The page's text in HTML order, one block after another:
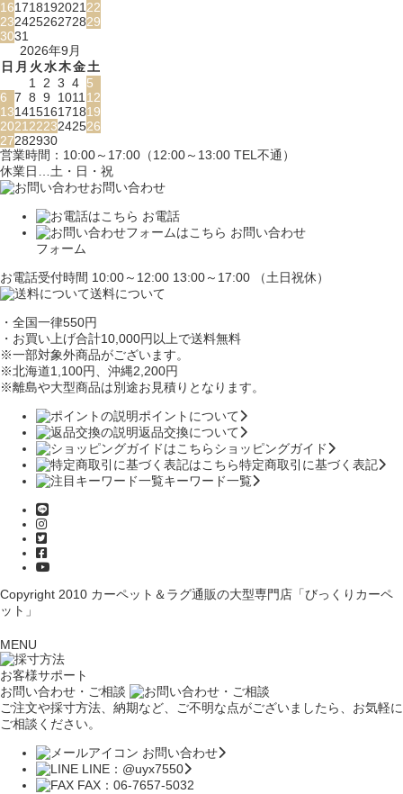
161718192021 22
23242526272829
3031
2026年9月
日 月 火水木金土
1
2 3 4 5
6 7 8 9 1011 12
13141516171819
2021 2223242526
27282930
営業時間：10:00～17:00（12:00～13:00 TEL不通）
休業日…土・日・祝
お問い合わせ
お電話
お問い合わせ
フォーム
お電話受付時間 10:00～12:00 13:00～17:00 （土日祝休）
送料について
・全国一律550円
・お買い上げ合計10,000円 以上で送料無料
※一部対象外商品がございます。
※北海道1,100円
、沖縄2,200円
※離島や大型商品は別途お見積りとなります。
ポイントについて
返品交換について
ショッピングガイド
特定商取引に基づく表記
キーワード一覧
Copyright 2010 カーペット＆ラグ通販の大型専門店「びっくりカーペ
ット」
MENU
お客様サポート
お問い合わせ・ご相談
ご注文や採寸方法、納期など、ご不明な点がございましたら、お気軽に
ご相談ください。
お問い合わせ
LINE：@uyx7550
FAX：06-7657-5032